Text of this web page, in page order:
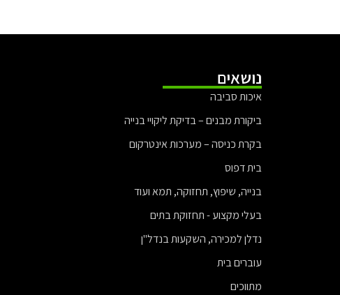
נושאים
איכות סביבה
ביקורת מבנים – בדיקת ליקויי בנייה
בקרת כניסה – מערכות אינטרקום
בית דפוס
בנייה, שיפוץ, תחזוקה, תמא ועוד
בעלי מקצוע - תחזוקת בתים
נדלן למכירה, השקעות בנדל"ן
עוברים בית
מתווכים